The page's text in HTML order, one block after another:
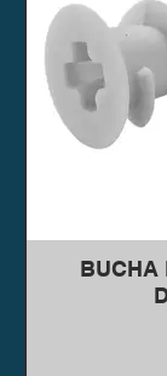
BUCHA